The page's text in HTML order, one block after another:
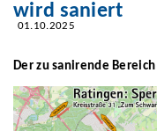
wird saniert
01.10.2025
Der zu sanirende